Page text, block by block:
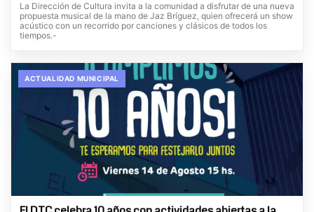
La Dirección de Cultura invita a la comunidad a disfrutar de una nueva
propuesta musical de la mano de Jaz Bríguez, quien ofrecerá un show
acústico con un recorrido por canciones y clásicos de todos los
tiempos.-
ACTUALIDAD MUNICIPAL